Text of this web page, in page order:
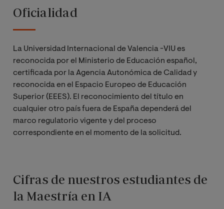
Oficialidad
La Universidad Internacional de Valencia -VIU es
reconocida por el Ministerio de Educación español,
certificada por la Agencia Autonómica de Calidad y
reconocida en el Espacio Europeo de Educación
Superior (EEES). El reconocimiento del título en
cualquier otro país fuera de España dependerá del
marco regulatorio vigente y del proceso
correspondiente en el momento de la solicitud.
Cifras de nuestros estudiantes de
la Maestría en IA